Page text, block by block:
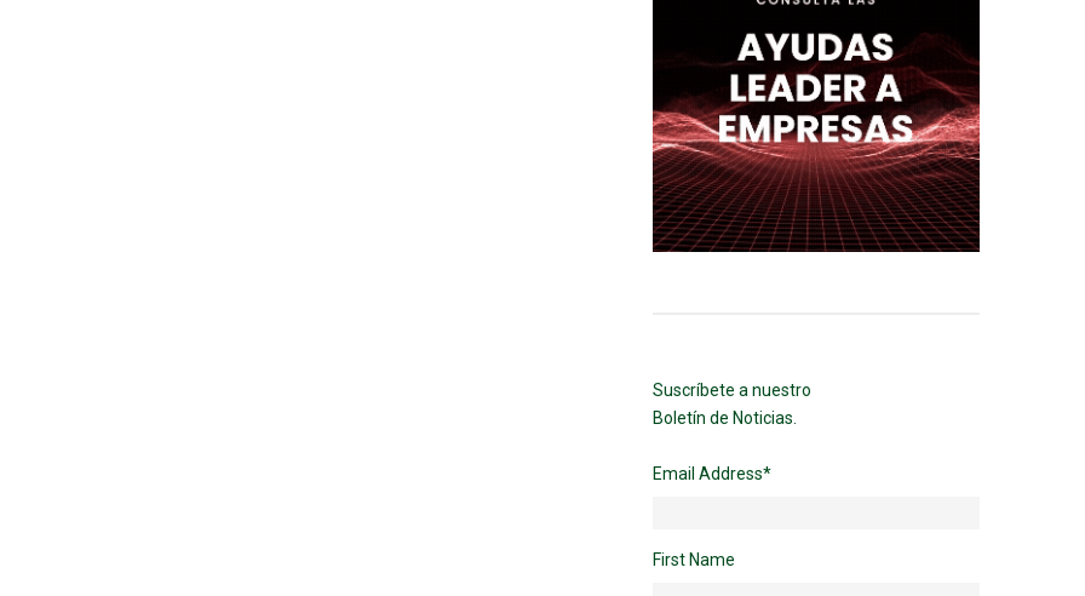
Suscríbete a nuestro
Boletín de Noticias.
Email Address*
First Name